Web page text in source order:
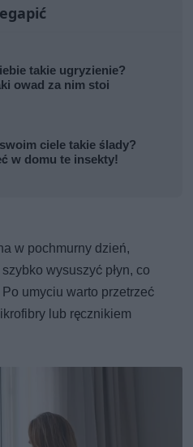
takie ugryzienie?
owad za nim stoi
ciele takie ślady?
w domu te insekty!
w pochmurny dzień,
wysuszyć płyn, co
umyciu warto przetrzeć
lub ręcznikiem